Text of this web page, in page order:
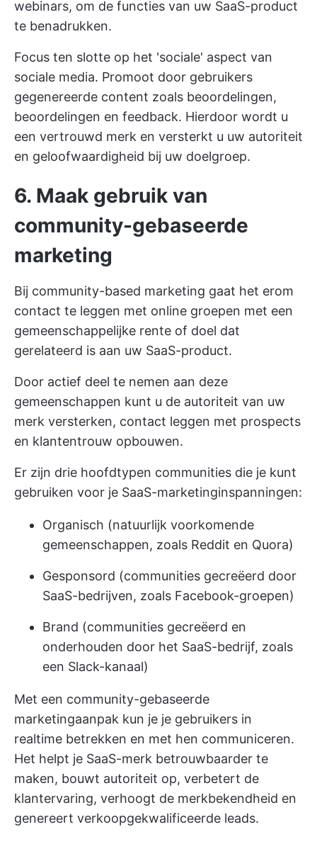
webinars, om de functies van uw SaaS-product
te benadrukken.
Focus ten slotte op het 'sociale' aspect van
sociale media. Promoot door gebruikers
gegenereerde content zoals beoordelingen,
beoordelingen en feedback. Hierdoor wordt u
een vertrouwd merk en versterkt u uw autoriteit
en geloofwaardigheid bij uw doelgroep.
6. Maak gebruik van
community-gebaseerde
marketing
Bij community-based marketing gaat het erom
contact te leggen met online groepen met een
gemeenschappelijke rente of doel dat
gerelateerd is aan uw SaaS-product.
Door actief deel te nemen aan deze
gemeenschappen kunt u de autoriteit van uw
merk versterken, contact leggen met prospects
en klantentrouw opbouwen.
Er zijn drie hoofdtypen communities die je kunt
gebruiken voor je SaaS-marketinginspanningen:
Organisch (natuurlijk voorkomende
gemeenschappen, zoals Reddit en Quora)
Gesponsord (communities gecreëerd door
SaaS-bedrijven, zoals Facebook-groepen)
Brand (communities gecreëerd en
onderhouden door het SaaS-bedrijf, zoals
een Slack-kanaal)
Met een community-gebaseerde
marketingaanpak kun je je gebruikers in
realtime betrekken en met hen communiceren.
Het helpt je SaaS-merk betrouwbaarder te
maken, bouwt autoriteit op, verbetert de
klantervaring, verhoogt de merkbekendheid en
genereert verkoopgekwalificeerde leads.